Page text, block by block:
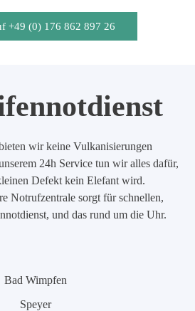
+49 (0) 176 862 897 26
wir keine Vulkanisierungen
24h Service tun wir alles dafür,
Defekt kein Elefant wird.
Notrufzentrale sorgt für schnellen,
und das rund um die Uhr.
Bad Wimpfen
Speyer